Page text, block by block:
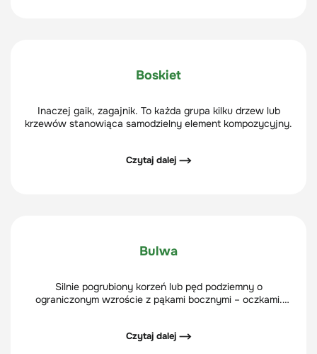
Boskiet
Inaczej gaik, zagajnik. To każda grupa kilku drzew lub
krzewów stanowiąca samodzielny element kompozycyjny.
Czytaj dalej ⟶
Bulwa
Silnie pogrubiony korzeń lub pęd podziemny o
ograniczonym wzroście z pąkami bocznymi – oczkami.
Czytaj dalej ⟶